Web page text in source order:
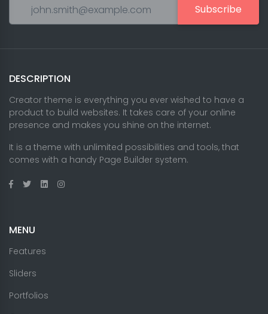
Subscribe
DESCRIPTION
Creator theme is everything you ever wished to have a
product to build websites. It takes care of your online
presence and makes you shine on the internet.
It is a theme with unlimited possibilities and tools, that
comes with a handy Page Builder system.
MENU
Features
Sliders
Portfolios